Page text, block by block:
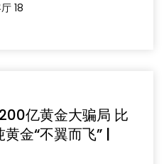
18
亿黄金大骗局 比
金“不翼而飞” |